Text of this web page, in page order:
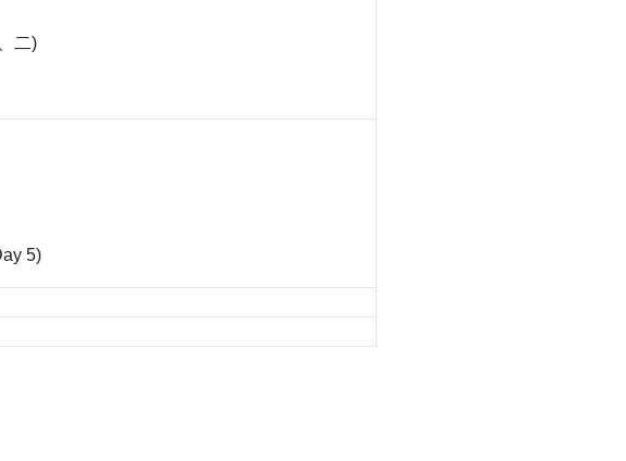
二)
5)